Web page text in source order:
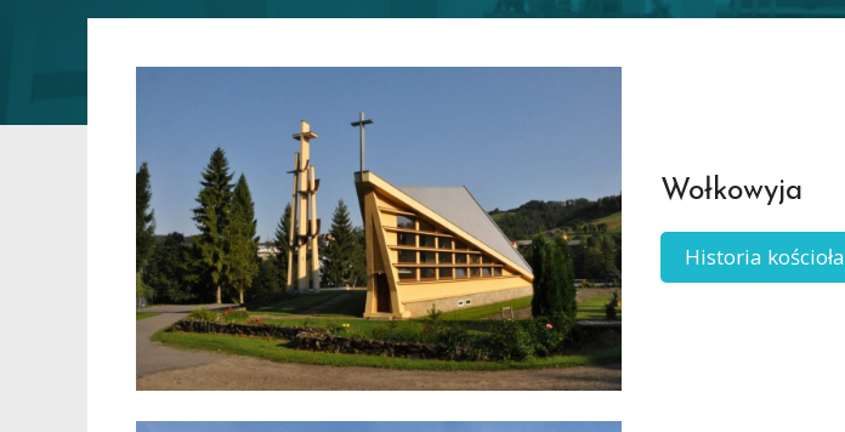
Wołkowyja
Historia kościoła